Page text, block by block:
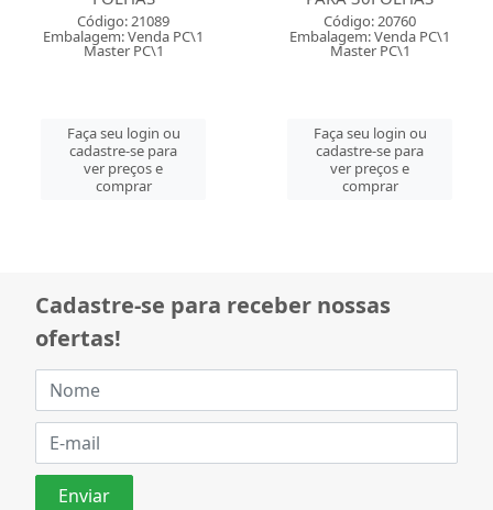
Código: 21089
Embalagem: Venda PC\1
Master PC\1
Faça seu login ou
cadastre-se para
ver preços e
comprar
Código: 20760
Embalagem: Venda PC\1
Master PC\1
Faça seu login ou
cadastre-se para
ver preços e
comprar
Cadastre-se para receber nossas
ofertas!